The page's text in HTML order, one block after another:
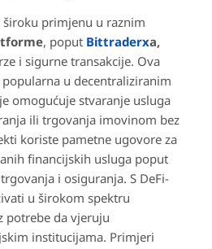
široku primjenu u raznim
, poput Bittraderxa,
i sigurne transakcije. Ova
u decentraliziranim
omogućuje stvaranje usluga
ili trgovanja imovinom bez
koriste pametne ugovore za
financijskih usluga poput
i osiguranja. S DeFi-
u širokom spektru
potrebe da vjeruju
institucijama. Primjeri